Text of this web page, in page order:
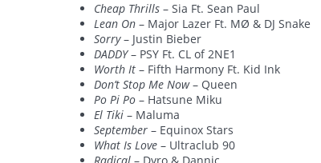
Cheap Thrills – Sia Ft. Sean Paul
Lean On – Major Lazer Ft. MØ & DJ Snake
Sorry– Justin Bieber
DADDY– PSY Ft. CL of 2NE1
Worth It – Fifth Harmony Ft. Kid Ink
Don’t Stop Me Now– Queen
Po Pi Po – Hatsune Miku
El Tiki – Maluma
September – Equinox Stars
What Is Love – Ultraclub 90